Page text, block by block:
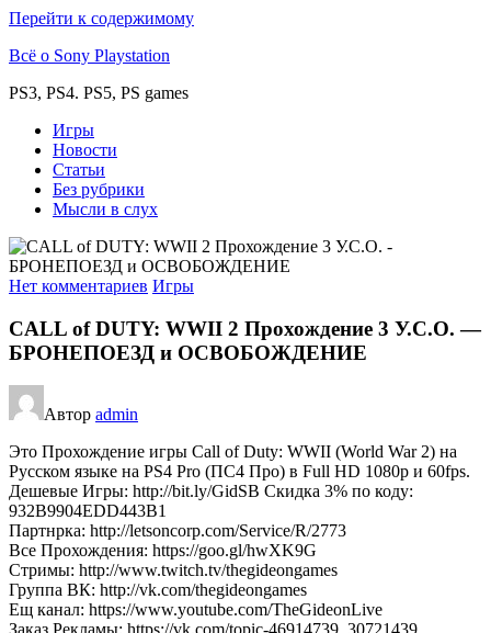
Перейти к содержимому
Всё о Sony Playstation
PS3, PS4. PS5, PS games
Игры
Новости
Статьи
Без рубрики
Мысли в слух
Нет комментариев Игры
CALL of DUTY: WWII 2 Прохождение 3 У.С.О. —
БРОНЕПОЕЗД и ОСВОБОЖДЕНИЕ
Автор admin
Это Прохождение игры Call of Duty: WWII (World War 2) на
Русском языке на PS4 Pro (ПС4 Про) в Full HD 1080p и 60fps.
Дешевые Игры: http://bit.ly/GidSB Скидка 3% по коду:
932B9904EDD443B1
Партнрка: http://letsoncorp.com/Service/R/2773
Все Прохождения: https://goo.gl/hwXK9G
Стримы: http://www.twitch.tv/thegideongames
Группа ВК: http://vk.com/thegideongames
Ещ канал: https://www.youtube.com/TheGideonLive